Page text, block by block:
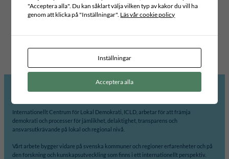
society), is often adopted by local governments in different
policy realms, including in managing migration and integration at
the potential to enhance migrants´…
Internationellt Centrum för Lokal Demokrati, ICLD, arbetar för att främja
demokrati och processer för jämlikhet, delaktighet, transparens och
ansvarsutkrävande på lokal och regional nivå.
Vårt arbete bygger vidare på svenska kommuner och regioner erfarenheter och på
den forskning och kunskapsutveckling som finns i ett internationellt perspektiv.
"Acceptera alla". Du kan såklart välja vilken typ av kakor du vill ha
genom att klicka på "Inställningar". Läs vår cookie policy
Inställningar
Acceptera alla